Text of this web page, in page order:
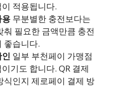
적용됩니다.
용 무분별한 충전보다는
춰 필요한 금액만큼 충전
좋습니다.
일부 부천페이 가맹점
기도 합니다. QR 결제
식인지 제로페이 결제 방